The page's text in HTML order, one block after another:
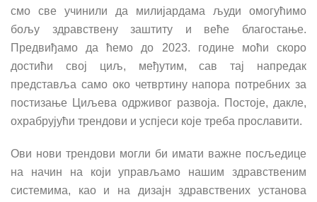
смо све учинили да милијардама људи омогућимо
бољу здравствену заштиту и веће благостање.
Предвиђамо даћемо до 2023. године моћи скоро
достићи свој циљ, међутим, сав тај напредак
представља само око четвртину напора потребних за
постизање Циљева одрживог развоја. Постоје, дакле,
охрабрујући трендови и успјеси које треба прославити.
Ови нови трендови могли би имати важне посљедице
на начин на који управљамо нашим здравственим
системима, као и на дизајн здравствених установа